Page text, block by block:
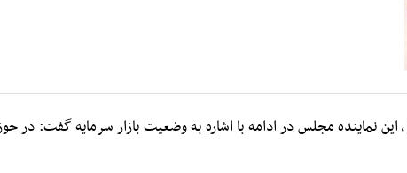
, این نماینده مجلس در ادامه با اشاره به وضعیت بازار سرمایه گفت: در